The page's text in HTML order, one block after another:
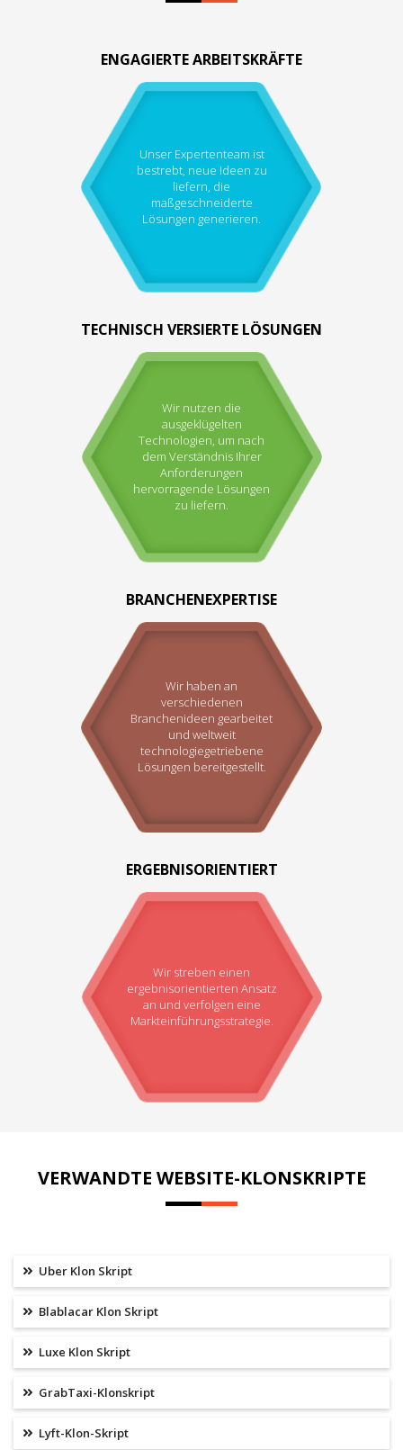
ENGAGIERTE ARBEITSKRÄFTE
Unser Expertenteam ist
bestrebt, neue Ideen zu
liefern, die
maßgeschneiderte
Lösungen generieren.
TECHNISCH VERSIERTE LÖSUNGEN
Wir nutzen die
ausgeklügelten
Technologien, um nach
dem Verständnis Ihrer
Anforderungen
hervorragende Lösungen
zu liefern.
BRANCHENEXPERTISE
Wir haben an
verschiedenen
Branchenideen gearbeitet
und weltweit
technologiegetriebene
Lösungen bereitgestellt.
ERGEBNISORIENTIERT
Wir streben einen
ergebnisorientierten Ansatz
an und verfolgen eine
Markteinführungsstrategie.
VERWANDTE WEBSITE-KLONSKRIPTE
Uber Klon Skript
Blablacar Klon Skript
Luxe Klon Skript
GrabTaxi-Klonskript
Lyft-Klon-Skript